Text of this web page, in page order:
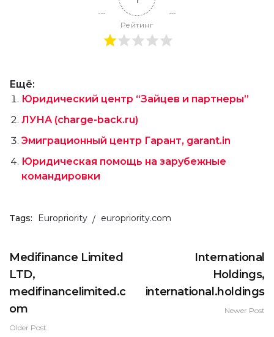
Рейтинг
Ещё:
Юридический центр “Зайцев и партнеры”
ЛУНА (charge-back.ru)
Эмиграционный центр Гарант, garant.in
Юридическая помощь на зарубежные
командировки
Tags: Europriority europriority.com
Medifinance Limited
LTD,
medifinancelimited.c
om
Older Post
International
Holdings,
international.holdings
Newer Post